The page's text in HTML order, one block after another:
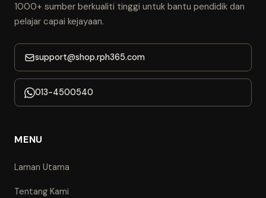
1000+ sumber berkualiti tinggi untuk bantu pendidik dan
pelajar capai kejayaan.
support@shop.rph365.com
013-4500540
MENU
Laman Utama
Tentang Kami